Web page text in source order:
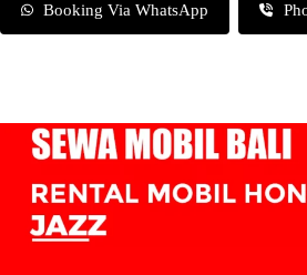
Booking Via WhatsApp